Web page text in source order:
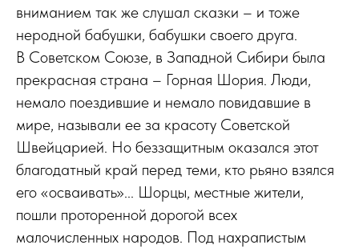
вниманием так же слушал сказки – и тоже
неродной бабушки, бабушки своего друга.
В Советском Союзе, в Западной Сибири была
прекрасная страна – Горная Шория. Люди,
немало поездившие и немало повидавшие в
мире, называли ее за красоту Советской
Швейцарией. Но беззащитным оказался этот
благодатный край перед теми, кто рьяно взялся
его «осваивать»... Шорцы, местные жители,
пошли проторенной дорогой всех
малочисленных народов. Под нахрапистым